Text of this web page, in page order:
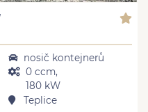
nosič kontejnerů
0 ccm,
180 kW
Teplice